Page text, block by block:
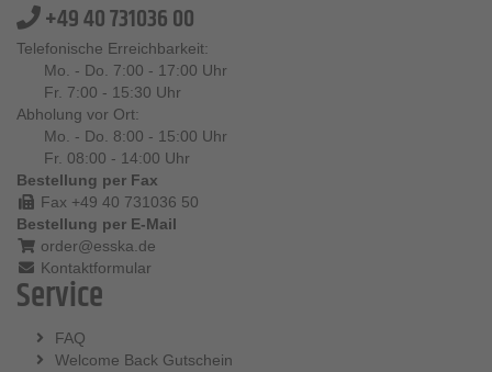
+49 40 731036 00
Telefonische Erreichbarkeit:
Mo. - Do. 7:00 - 17:00 Uhr
Fr. 7:00 - 15:30 Uhr
Abholung vor Ort:
Mo. - Do. 8:00 - 15:00 Uhr
Fr. 08:00 - 14:00 Uhr
Bestellung per Fax
Fax +49 40 731036 50
Bestellung per E-Mail
order@esska.de
Kontaktformular
Service
FAQ
Welcome Back Gutschein